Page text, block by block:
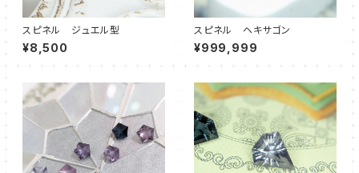
スピネル ジュエル型
¥8,500
スピネル ヘキサゴン
¥999,999